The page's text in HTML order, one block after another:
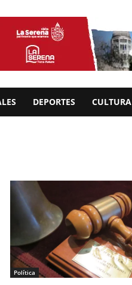
DEPORTES CULTURA
Política